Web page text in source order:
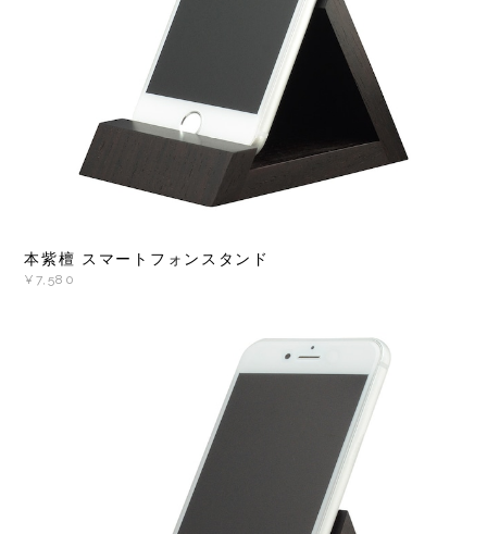
本紫檀 スマートフォンスタンド
¥7,580